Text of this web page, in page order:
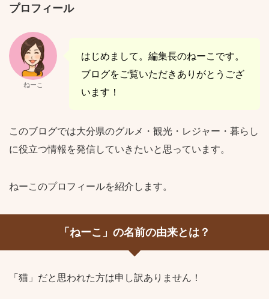
プロフィール
ねーこ
はじめまして。編集長のねーこです。
ブログをご覧いただきありがとうござ
います！
このブログでは大分県のグルメ・観光・レジャー・暮らし
に役立つ情報を発信していきたいと思っています。
ねーこのプロフィールを紹介します。
「ねーこ」の名前の由来とは？
「猫」だと思われた方は申し訳ありません！